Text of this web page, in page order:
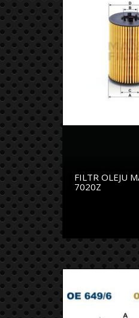
FILTR OLEJU
7020Z